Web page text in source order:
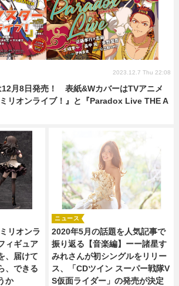
コスプレ
新帝スタ
覧 コラム
知らせ
12月8日発売！ 表紙&WカバーはTVアニメ
ミリオンライブ！』と『Paradox Live THE A
2023.12.7 Thu 22:08
リオンラ
ィギュア
、届けて
、できる
か
2020年5月の話題を人気記事で
振り返る【音楽編】ーー諸星す
みれさんが初シングルをリリー
ス、「CDツイン スーパー戦隊V
S仮面ライダー」の発売が決定
ニュース